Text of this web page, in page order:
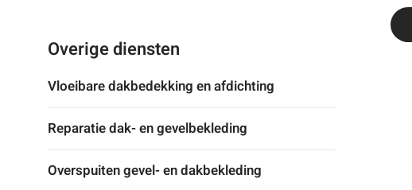
Overige diensten
Vloeibare dakbedekking en afdichting
Reparatie dak- en gevelbekleding
Overspuiten gevel- en dakbekleding